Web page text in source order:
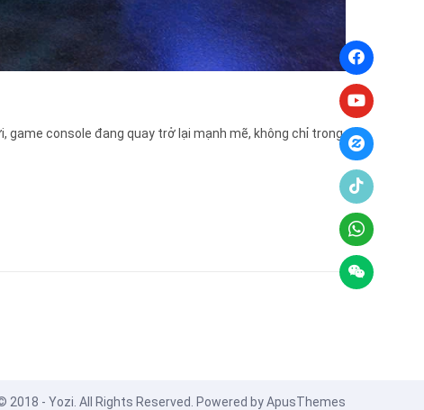
game console đang quay trở lại mạnh mẽ, không chỉ trong
2018 - Yozi. All Rights Reserved. Powered byApusThemes